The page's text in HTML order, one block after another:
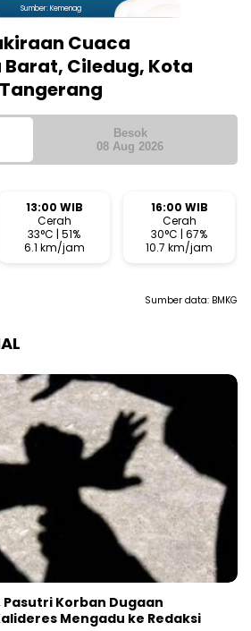
Sumber: Kemenag
Cuaca
Ciledug, Kota
Tangerang
Besok
08 Aug 2026
13:00 WIB
Cerah
33°C | 51%
6.1 km/jam
16:00 WIB
Cerah
30°C | 67%
10.7 km/jam
Sumber data: BMKG
Korban Dugaan
Mengadu ke Redaksi